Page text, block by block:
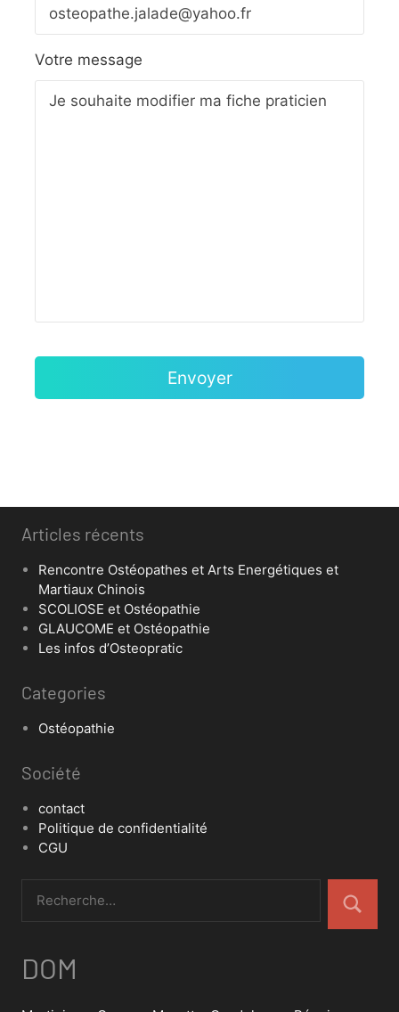
Votre message
Articles récents
Rencontre Ostéopathes et Arts Energétiques et
Martiaux Chinois
SCOLIOSE et Ostéopathie
GLAUCOME et Ostéopathie
Les infos d’Osteopratic
Categories
Ostéopathie
Société
contact
Politique de confidentialité
CGU
DOM